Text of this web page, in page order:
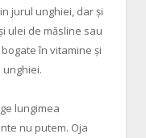
jurul unghiei, dar și
ulei de măsline sau
în vitamine și
lungimea
nu putem. Oja